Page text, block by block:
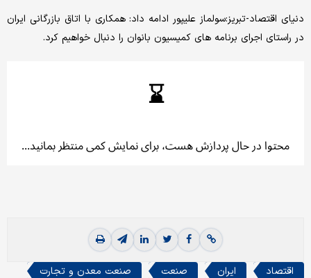
دنیای اقتصاد-تبریز:سولماز علیپور ادامه داد: همکاری با اتاق بازرگانی ایران
در راستای اجرای برنامه های کمیسیون بانوان را دنبال خواهیم کرد.
اقتصاد ایران صنعت
صنعت معدن و تجارت